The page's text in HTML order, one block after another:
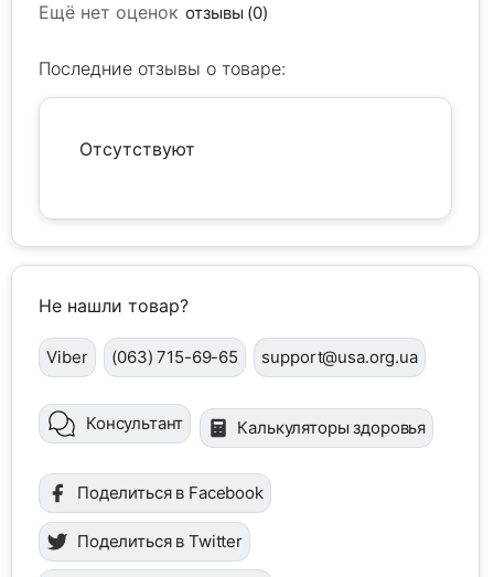
Ещё нет оценок отзывы (0)
Последние отзывы о товаре:
Отсутствуют
Не нашли товар?
Viber (063) 715-69-65 support@usa.org.ua
Консультант Калькуляторы здоровья
Поделиться в Facebook
Поделиться в Twitter